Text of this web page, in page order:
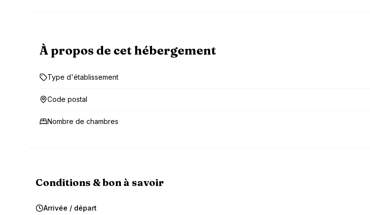
À propos de cet hébergement
Type d'établissement
Code postal
Nombre de chambres
Conditions & bon à savoir
Arrivée / départ